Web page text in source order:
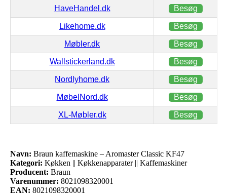
HaveHandel.dk Besøg
Likehome.dk Besøg
Møbler.dk Besøg
Wallstickerland.dk Besøg
Nordlyhome.dk Besøg
MøbelNord.dk Besøg
XL-Møbler.dk Besøg
Navn: Braun kaffemaskine – Aromaster Classic KF47
Kategori: Køkken || Køkkenapparater || Kaffemaskiner
Producent: Braun
Varenummer: 8021098320001
EAN: 8021098320001